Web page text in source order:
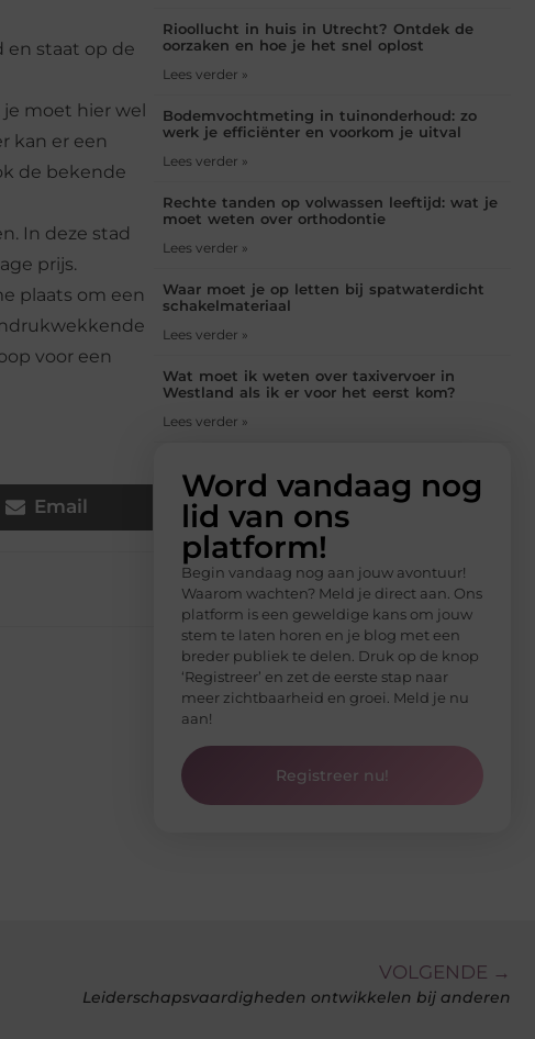
en staat op de
je moet hier wel
kan er een
de bekende
In deze stad
prijs.
plaats om een
voor een
Email
Rioollucht in huis in Utrecht? Ontdek de
oorzaken en hoe je het snel oplost
Lees verder »
Bodemvochtmeting in tuinonderhoud: zo
werk je efficiënter en voorkom je uitval
Lees verder »
Rechte tanden op volwassen leeftijd: wat je
moet weten over orthodontie
Lees verder »
Waar moet je op letten bij spatwaterdicht
schakelmateriaal
Lees verder »
Wat moet ik weten over taxivervoer in
Westland als ik er voor het eerst kom?
Lees verder »
Word vandaag nog
lid van ons
platform!
Begin vandaag nog aan jouw avontuur!
Waarom wachten? Meld je direct aan. Ons
platform is een geweldige kans om jouw
stem te laten horen en je blog met een
breder publiek te delen. Druk op de knop
‘Registreer’ en zet de eerste stap naar
meer zichtbaarheid en groei. Meld je nu
aan!
Registreer nu!
VOLGENDE →
Leiderschapsvaardigheden ontwikkelen bij anderen